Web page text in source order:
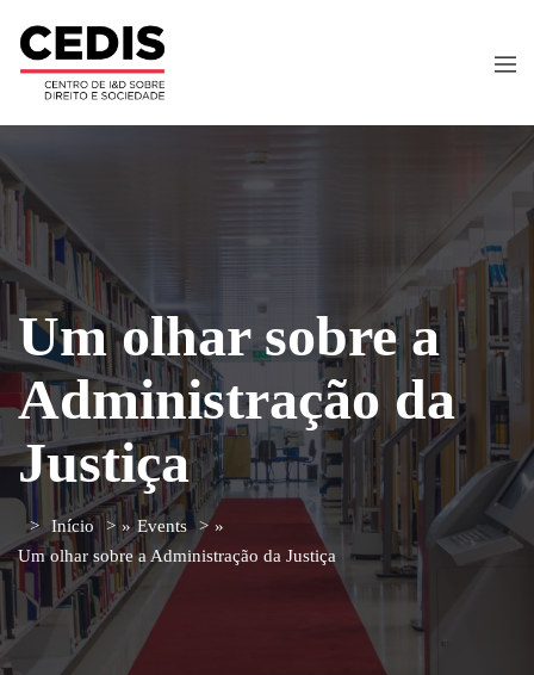
Um olhar sobre a
Administração da
Justiça
Início » Events
»
Um olhar sobre a Administração da Justiça